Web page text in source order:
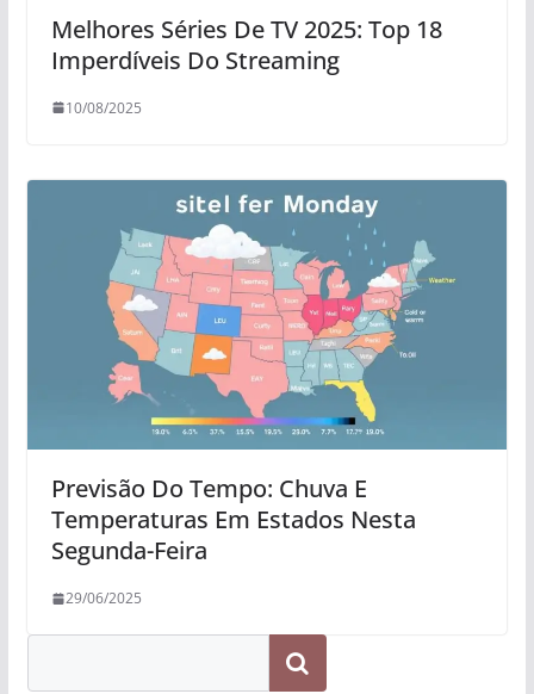
Melhores Séries De TV 2025: Top 18
Imperdíveis Do Streaming
10/08/2025
Previsão Do Tempo: Chuva E
Temperaturas Em Estados Nesta
Segunda-Feira
29/06/2025
Pesquisar